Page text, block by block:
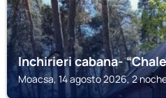
Inchirieri cabana-
Moacsa, 14 agosto 2026, 2